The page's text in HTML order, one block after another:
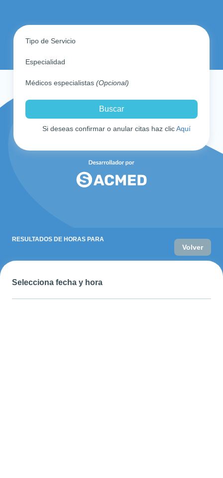
Tipo de Servicio
Especialidad
Médicos especialistas (Opcional)
Si deseas confirmar o anular citas haz clicAquí
RESULTADOS DE HORAS PARA
Volver
Selecciona fecha y hora